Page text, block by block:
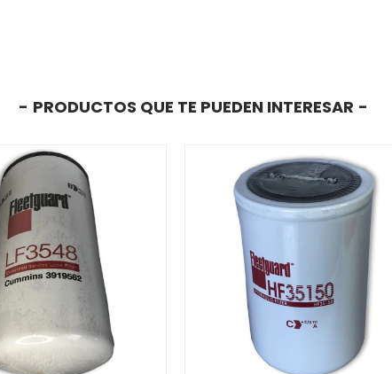
PRODUCTOS QUE TE PUEDEN INTERESAR